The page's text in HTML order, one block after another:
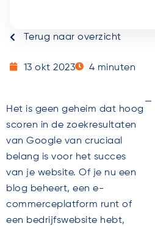
Terug naar overzicht
13 okt 2023 4 minuten
Het is geen geheim dat hoog
scoren in de zoekresultaten
van Google van cruciaal
belang is voor het succes
van je website. Of je nu een
blog beheert, een e-
commerceplatform runt of
een bedrijfswebsite hebt,